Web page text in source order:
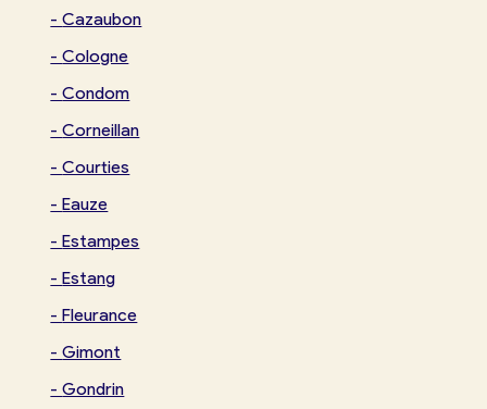
-Cazaubon
-Cologne
-Condom
-Corneillan
-Courties
-Eauze
-Estampes
-Estang
-Fleurance
-Gimont
-Gondrin